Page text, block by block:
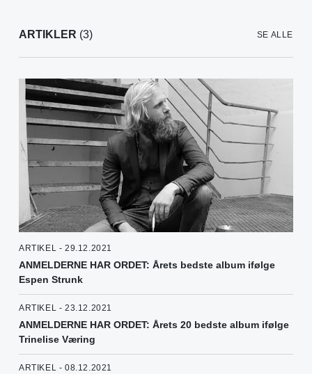
ARTIKLER (3) SE ALLE
ARTIKEL - 29.12.2021
ANMELDERNE HAR ORDET: Årets bedste album ifølge
Espen Strunk
ARTIKEL - 23.12.2021
ANMELDERNE HAR ORDET: Årets 20 bedste album ifølge
Trinelise Væring
ARTIKEL - 08.12.2021